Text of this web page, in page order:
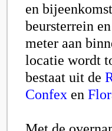
en
beursterrein
meter aan
locatie wordt
bestaat uit de
Confex en